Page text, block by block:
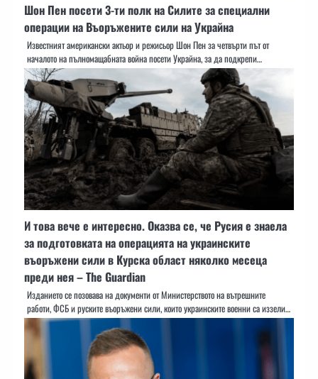
Шон Пен посети 3-ти полк на Силите за специални
операции на Въоръжените сили на Украйна
Известният американски актьор и режисьор Шон Пен за четвърти път от
началото на пълномащабната война посети Украйна, за да подкрепи…
И това вече е интересно. Оказва се, че Русия е знаела
за подготовката на операцията на украинските
въоръжени сили в Курска област няколко месеца
преди нея – The Guardian
Изданието се позовава на документи от Министерството на вътрешните
работи, ФСБ и руските въоръжени сили, които украинските военни са иззели…